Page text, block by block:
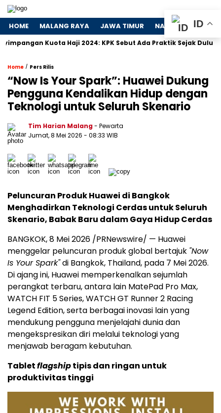
HOME MALANG RAYA JAWA TIMUR NASIONAL
Kuota Haji 2024: KPK Sebut Ada Praktik Sejak Dulu
Home / Pers Rilis
“Now Is Your Spark”: Huawei Dukung
Pengguna Kendalikan Hidup dengan
Teknologi untuk Seluruh Skenario
Tim Harian Malang- Pewarta
Jumat, 8 Mei 2026 - 08:33 WIB
Peluncuran Produk Huawei di Bangkok
Menghadirkan Teknologi Cerdas untuk Seluruh
Skenario, Babak Baru dalam Gaya Hidup Cerdas
BANGKOK, 8 Mei 2026 /PRNewswire/ — Huawei
menggelar peluncuran produk global bertajuk "Now
Is Your Spark"di Bangkok, Thailand, pada 7 Mei 2026.
Di ajang ini, Huawei memperkenalkan sejumlah
perangkat terbaru, antara lain MatePad Pro Max,
WATCH FIT 5 Series, WATCH GT Runner 2 Racing
Legend Edition, serta berbagai inovasi lain yang
mendukung pengguna menjelajahi dunia dan
mengekspresikan diri melalui teknologi yang
menjawab beragam kebutuhan.
Tabletflagshiptipis dan ringan untuk
produktivitas tinggi
ID